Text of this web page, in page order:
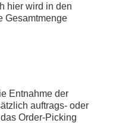
hier wird in den
Gesamtmenge
Entnahme der
auftrags- oder
Order-Picking